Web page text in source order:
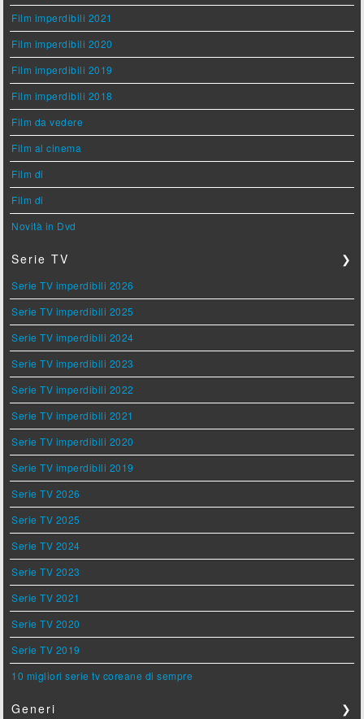
Film imperdibili 2021
Film imperdibili 2020
Film imperdibili 2019
Film imperdibili 2018
Film da vedere
Film al cinema
Film di
Film di
Novità in Dvd
Serie TV ❯
Serie TV imperdibili 2026
Serie TV imperdibili 2025
Serie TV imperdibili 2024
Serie TV imperdibili 2023
Serie TV imperdibili 2022
Serie TV imperdibili 2021
Serie TV imperdibili 2020
Serie TV imperdibili 2019
Serie TV 2026
Serie TV 2025
Serie TV 2024
Serie TV 2023
Serie TV 2021
Serie TV 2020
Serie TV 2019
10 migliori serie tv coreane di sempre
Generi ❯